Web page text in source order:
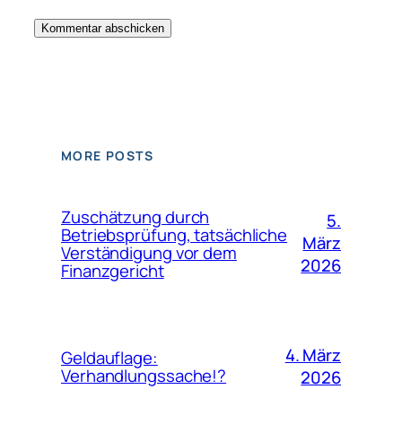
MORE POSTS
Zuschätzung durch
Betriebsprüfung, tatsächliche
Verständigung vor dem
Finanzgericht
5.
März
2026
Geldauflage:
Verhandlungssache!?
4. März
2026